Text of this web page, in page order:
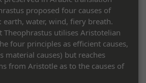
proposed four causes of
earth, water, wind, fiery breath.
Theophrastus utilises Aristotelian
four principles as efficient causes,
material causes) but reaches
from Aristotle as to the causes of